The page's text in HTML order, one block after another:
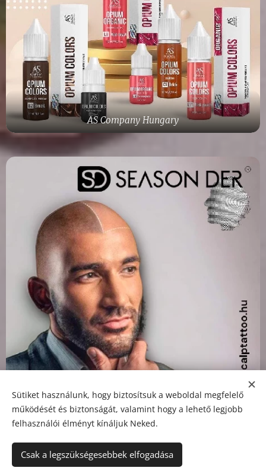
AS Company Hungary
Scalp Tattoo
© 2021Zábráczki Szilvia Minden jog fenntartva.
Sütiket használunk, hogy biztosítsuk a weboldal megfelelő
működését és biztonságát, valamint hogy a lehető legjobb
felhasználói élményt kínáljuk Neked.
Csak a legszükségesebbek elfogadása